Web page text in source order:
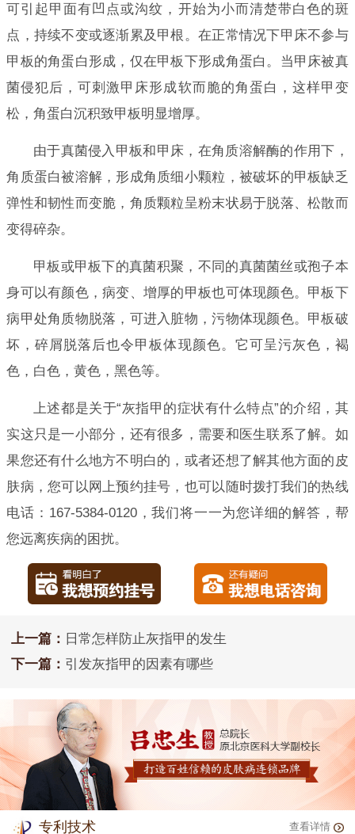
可引起甲面有凹点或沟纹，开始为小而清楚带白色的斑
点，持续不变或逐渐累及甲根。在正常情况下甲床不参与
甲板的角蛋白形成，仅在甲板下形成角蛋白。当甲床被真
菌侵犯后，可刺激甲床形成软而脆的角蛋白，这样甲变
松，角蛋白沉积致甲板明显增厚。
由于真菌侵入甲板和甲床，在角质溶解酶的作用下，
角质蛋白被溶解，形成角质细小颗粒，被破坏的甲板缺乏
弹性和韧性而变脆，角质颗粒呈粉末状易于脱落、松散而
变得碎杂。
甲板或甲板下的真菌积聚，不同的真菌菌丝或孢子本
身可以有颜色，病变、增厚的甲板也可体现颜色。甲板下
病甲处角质物脱落，可进入脏物，污物体现颜色。甲板破
坏，碎屑脱落后也令甲板体现颜色。它可呈污灰色，褐
色，白色，黄色，黑色等。
上述都是关于“灰指甲的症状有什么特点”的介绍，其
实这只是一小部分，还有很多，需要和医生联系了解。如
果您还有什么地方不明白的，或者还想了解其他方面的皮
肤病，您可以网上预约挂号，也可以随时拨打我们的热线
电话：167-5384-0120，我们将一一为您详细的解答，帮
您远离疾病的困扰。
上一篇： 日常怎样防止灰指甲的发生
下一篇： 引发灰指甲的因素有哪些
专利技术 查看详情